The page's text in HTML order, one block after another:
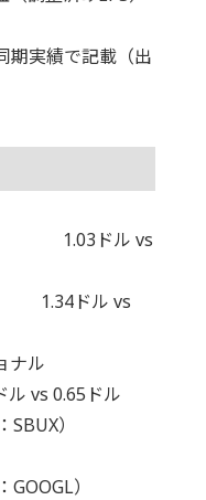
期実績で記載（出
） 1.03ドル vs
1.34ドル vs
ナル
vs 0.65ドル
：SBUX）
）